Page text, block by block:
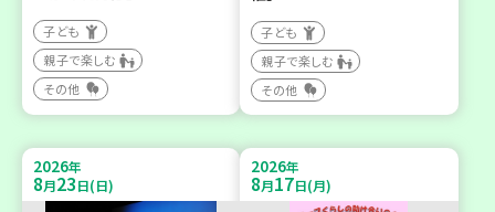
子ども
親子で楽しむ
その他
子ども
親子で楽しむ
その他
2026年
8月23日(日)
2026年
8月17日(月)